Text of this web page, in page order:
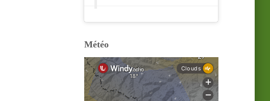
Météo